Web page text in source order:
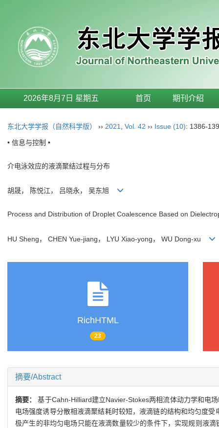
2026年8月7日 星期五 首页 期刊介绍
东北大学学报（自然科学版） ›› 2021 Vol. 42 ›› Issue (10): 1386-
• 信息与控制 •
介电泳效应的液滴聚结过程与分布
胡晟， 陈悦江， 吕晓永， 吴东旭
Process and Distribution of Droplet Coalescence Based on
HU Sheng， CHEN Yue-jiang， LYU Xiao-yong， WU Dong-xu
RichHTML
23
摘要/Abstract
摘要：基于Cahn-Hilliard建立Navier-Stokes两相流体动力学和电
电场强度诱导分散相液滴聚结耗时较短，液滴链的结构和均匀度
极产生的非均匀电场只能在液滴数量较少的条件下，实现规则液